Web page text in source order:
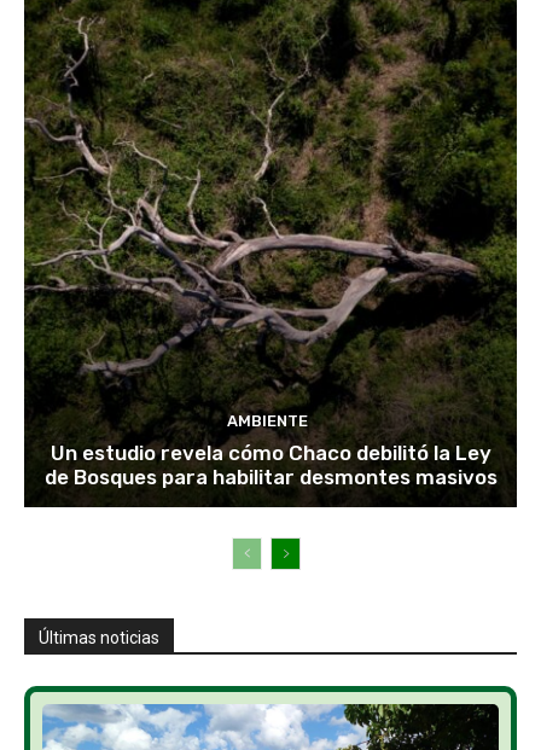
AMBIENTE
Un estudio revela cómo Chaco debilitó la Ley
de Bosques para habilitar desmontes masivos
Últimas noticias